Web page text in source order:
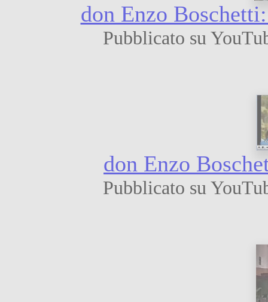
don Enzo
Pubblicato su
don Enzo
Pubblicato su